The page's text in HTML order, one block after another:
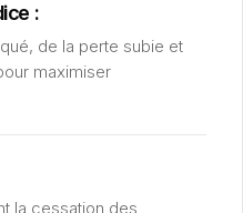
:
de la perte subie et
maximiser
la cessation des